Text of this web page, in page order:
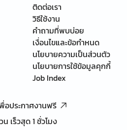
ติดต่อเรา
วิธีใช้งาน
คำถามที่พบบ่อย
เงื่อนไขและข้อกำหนด
นโยบายความเป็นส่วนตัว
นโยบายการใช้ข้อมูลคุกกี้
Job Index
อประกาศงานฟรี
เร็วสุด 1 ชั่วโมง